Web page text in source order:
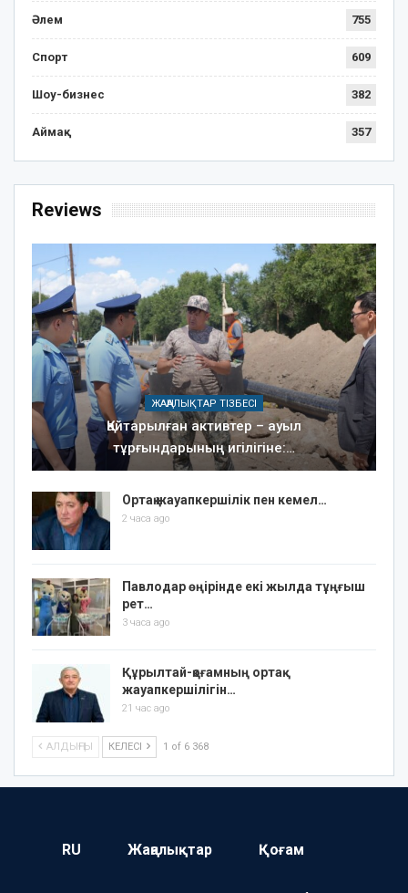
Әлем 755
Спорт 609
Шоу-бизнес 382
Аймақ 357
Reviews
ЖАҢАЛЫҚТАР ТІЗБЕСІ
Қайтарылған активтер – ауыл
тұрғындарының игілігіне:…
Ортақ жауапкершілік пен кемел…
2 часа ago
Павлодар өңірінде екі жылда тұңғыш
рет…
3 часа ago
Құрылтай-қоғамның ортақ
жауапкершілігін…
21 час ago
АЛДЫҢҒЫ КЕЛЕСІ 1 of 6 368
RU Жаңалықтар Қоғам